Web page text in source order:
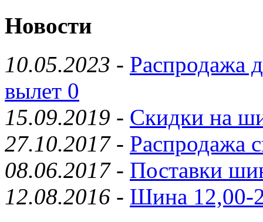
Новости
10.05.2023 - Распродажа
вылет 0
15.09.2019 - Скидки на
27.10.2017- Распродажа
08.06.2017- Поставки
12.08.2016 - Шина 12,00-